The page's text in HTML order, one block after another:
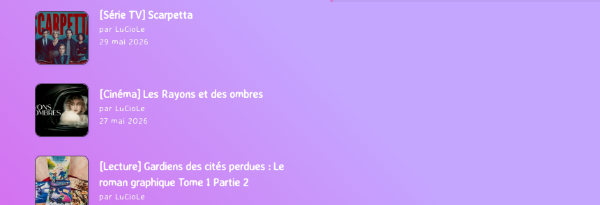
[Série TV] Scarpetta
par LuCioLe
29 mai 2026
[Cinéma] Les Rayons et des ombres
par LuCioLe
27 mai 2026
[Lecture] Gardiens des cités perdues : Le
roman graphique Tome 1 Partie 2
par LuCioLe